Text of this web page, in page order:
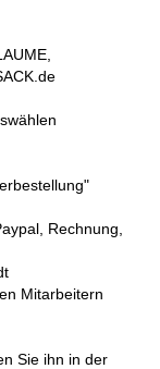
Rechnung,
Mitarbeitern
Sie ihn in der